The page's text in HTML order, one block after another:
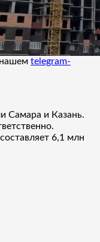
telegram-
Самара и Казань.
6,1 млн